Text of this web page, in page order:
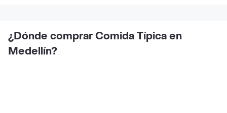
¿Dónde comprar Comida Típica en
Medellín?